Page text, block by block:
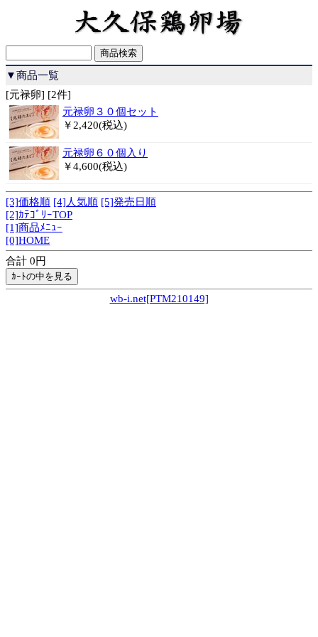
▼商品一覧
[元禄卵] [2件]
元禄卵３０個セット
￥2,420(税込)
元禄卵６０個入り
￥4,600(税込)
[3]価格順 [4]人気順 [5]発売日順
[2]ｶﾃｺﾞﾘｰTOP
[1]商品ﾒﾆｭｰ
[0]HOME
合計 0円
wb-i.net[PTM210149]